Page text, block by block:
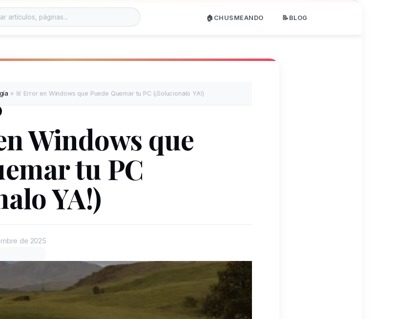
🏠CHUSMEANDO 📝BLOG
» 🚨 Error en Windows que Puede Quemar tu PC (¡Solucionalo YA!)
Windows que
tu PC
YA!)
de 2025